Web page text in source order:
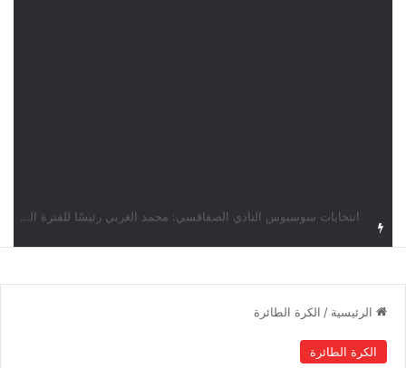
الرئيسية / الكرة الطائرة
الكرة الطائرة